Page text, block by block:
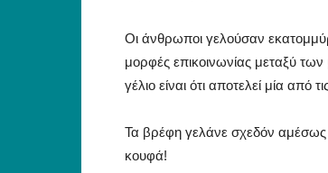
Οι άνθρωποι γελούσαν
μορφές επικοινωνίας μεταξύ
γέλιο είναι ότι αποτελεί μία από
Τα βρέφη γελάνε σχεδόν
κουφά!